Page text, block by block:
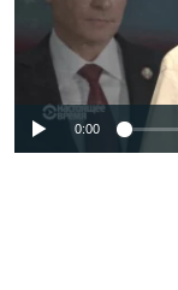
No
0:00